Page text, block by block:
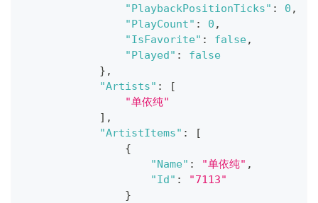
"PlaybackPositionTicks" : 0 ,
"PlayCount" : 0 ,
"IsFavorite" : false,
"Played" :
false
} ,
"Artists" :
[
"单依纯"
] ,
"ArtistItems" :
[
{
"Name" : "单依纯" ,
"Id" :
"7113"
}